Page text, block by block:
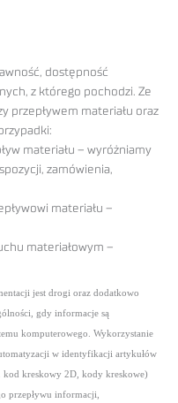
dostępność
z którego pochodzi. Ze
przepływem materiału oraz
materiału – wyróżniamy
zamówienia,
materiału –
materiałowym –
jest drogi oraz dodatkowo
gdy informacje są
komputerowego. Wykorzystanie
w identyfikacji artykułów
kreskowy 2D, kody kreskowe)
przepływu informacji,